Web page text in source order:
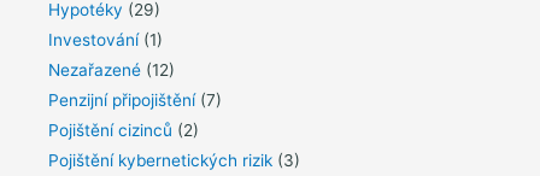
Hypotéky (29)
Investování(1)
Nezařazené (12)
Penzijní připojištění(7)
Pojištění cizinců (2)
Pojištění kybernetických rizik (3)